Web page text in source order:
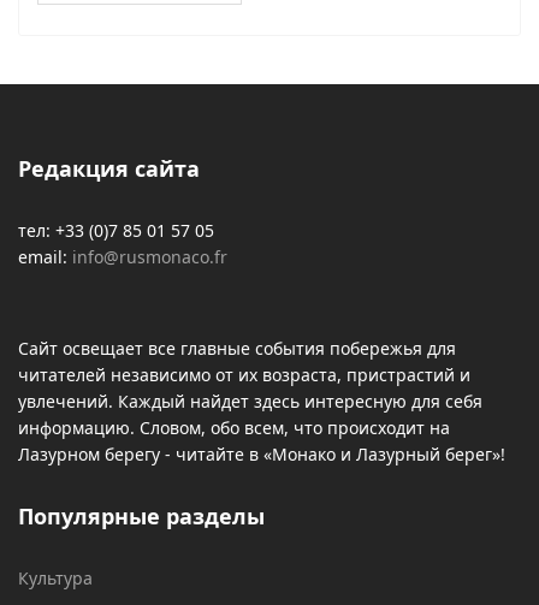
Редакция сайта
тел: +33 (0)7 85 01 57 05
email: info@rusmonaco.fr
Сайт освещает все главные события побережья для
читателей независимо от их возраста, пристрастий и
увлечений. Каждый найдет здесь интересную для себя
информацию. Словом, обо всем, что происходит на
Лазурном берегу - читайте в «Монако и Лазурный берег»!
Популярные разделы
Культура